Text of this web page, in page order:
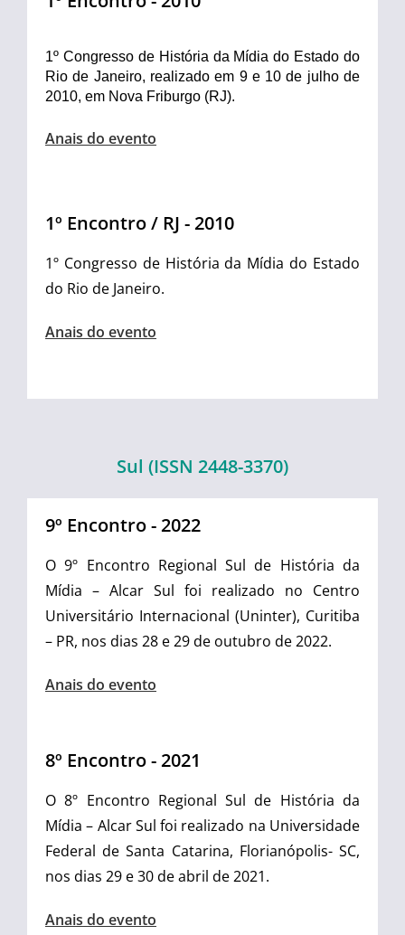
1º Congresso de História da Mídia do Estado do
Rio de Janeiro, realizado em 9 e 10 de julho de
2010, em Nova Friburgo (RJ).
Anais do evento
1º Encontro / RJ - 2010
1º Congresso de História da Mídia do Estado
do Rio de Janeiro.
Anais do evento
Sul (ISSN 2448-3370)
9º Encontro - 2022
O 9º Encontro Regional Sul de História da
Mídia – Alcar Sul foi realizado no Centro
Universitário Internacional (Uninter), Curitiba
– PR, nos dias 28 e 29 de outubro de 2022.
Anais do evento
8º Encontro - 2021
O 8º Encontro Regional Sul de História da
Mídia – Alcar Sul foi realizado na Universidade
Federal de Santa Catarina, Florianópolis- SC,
nos dias 29 e 30 de abril de 2021.
Anais do evento